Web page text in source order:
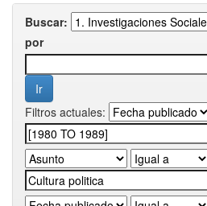
Buscar:
por
Filtros actuales: